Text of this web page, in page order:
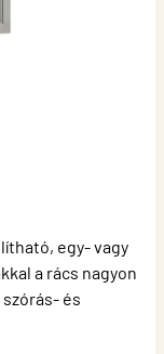
egy- vagy
a rács nagyon
és